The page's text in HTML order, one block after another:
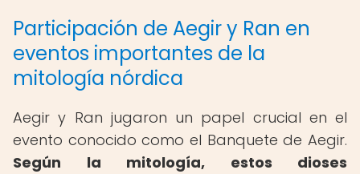
Participación de Aegir y Ran en
eventos importantes de la
mitología nórdica
Aegir y Ran jugaron un papel crucial en el
evento conocido como el Banquete de Aegir.
Según la mitología, estos dioses